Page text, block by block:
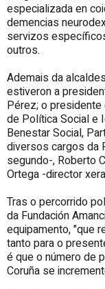
especializada en
demencias
servizos
outros.
Ademais da
estiveron a
Pérez; o presidente
de Política Social e
Benestar Social,
diversos cargos da
segundo-, Roberto
Ortega -director
Tras o percorrido
da Fundación
equipamento, "que
tanto para o
é que o número de
Coruña se